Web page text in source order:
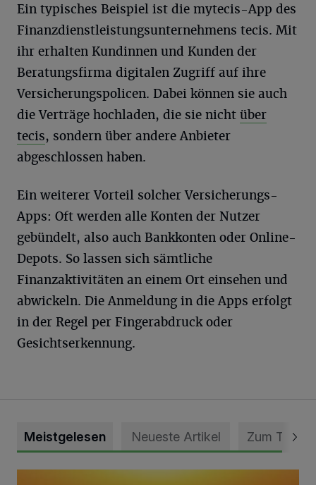
Ein typisches Beispiel ist die mytecis-App des
Finanzdienstleistungsunternehmens tecis. Mit
ihr erhalten Kundinnen und Kunden der
Beratungsfirma digitalen Zugriff auf ihre
Versicherungspolicen. Dabei können sie auch
die Verträge hochladen, die sie nicht über
tecis, sondern über andere Anbieter
abgeschlossen haben.
Ein weiterer Vorteil solcher Versicherungs-
Apps: Oft werden alle Konten der Nutzer
gebündelt, also auch Bankkonten oder Online-
Depots. So lassen sich sämtliche
Finanzaktivitäten an einem Ort einsehen und
abwickeln. Die Anmeldung in die Apps erfolgt
in der Regel per Fingerabdruck oder
Gesichtserkennung.
Meistgelesen Neueste Artikel Zum Thema
Die schönsten Sommermomente gesucht